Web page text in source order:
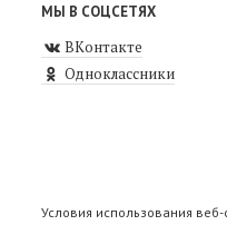
МЫ В СОЦСЕТЯХ
ВКонтакте
Одноклассники
Условия использования